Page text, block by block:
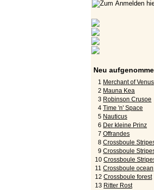
Neu
1 Merchant of Venus
2 Mauna Kea
3 Robinson Crusoe
4 Time 'n' Space
5 Nauticus
6 Der kleine Prinz
7 Offrandes
8 Crossboule
9 Crossboule
10 Crossboule
11 Crossboule ocean
12 Crossboule forest
13 Ritter Rost